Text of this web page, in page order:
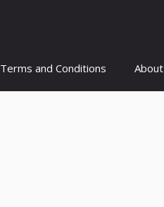
Terms and Conditions About